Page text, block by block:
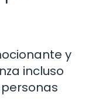
y
incluso